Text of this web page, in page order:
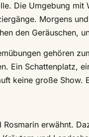
Die Umgebung mit
Morgens
den Geräuschen,
gehören
Ein Schattenplatz,
keine große Show.
erwähnt.